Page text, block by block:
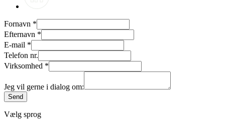
Fornavn *
Efternavn *
E-mail *
Telefon nr.
Virksomhed *
Jeg vil gerne i dialog om:
Send
Vælg sprog